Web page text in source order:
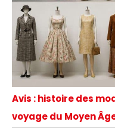
Avis : histoire des
voyage du Moyen